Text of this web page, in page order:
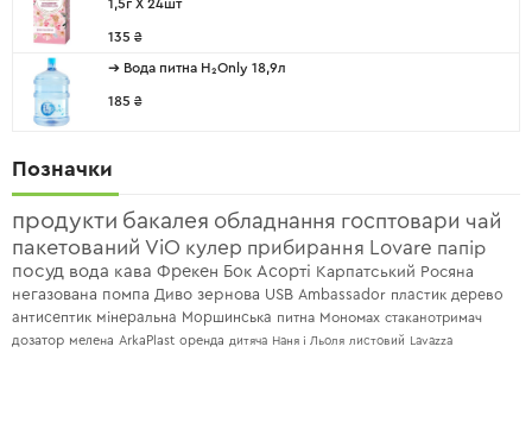
1,5г X 24шт
135 ₴
➔ Вода питна H₂Only 18,9л
185 ₴
Позначки
продукти бакалея обладнання госптовари чай
пакетований ViO кулер прибирання Lovare папір
посуд вода кава Фрекен Бок Асорті Карпатський Росяна
негазована помпа Диво зернова USB Ambassador пластик дерево
антисептик мінеральна Моршинська питна Мономах стаканотримач
дозатор мелена ArkaPlast оренда дитяча Наня і Льоля листовий Lavazza